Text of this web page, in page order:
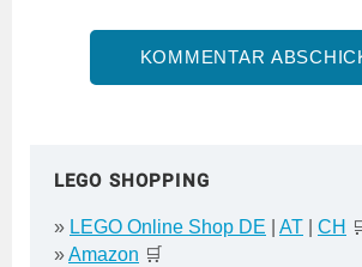
LEGO SHOPPING
» LEGO Online Shop DE AT CH
»Amazon 🛒